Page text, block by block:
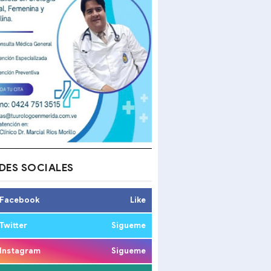
SOCIALES
Like
Sigueme
Sigueme